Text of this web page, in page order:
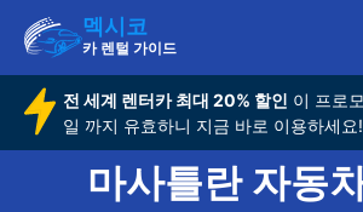
멕시코
카 렌털 가이드
전 세계 렌터카 최대 20% 할인 이 프로
일 까지 유효하니 지금 바로 이용하세요!
마사틀란 자동